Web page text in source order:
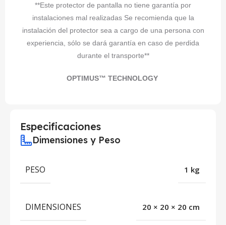
**Este protector de pantalla no tiene garantía por
instalaciones mal realizadas Se recomienda que la
instalación del protector sea a cargo de una persona con
experiencia, sólo se dará garantía en caso de perdida
durante el transporte**
OPTIMUS™ TECHNOLOGY
Especificaciones
Dimensiones y Peso
PESO 1 kg
DIMENSIONES 20 × 20 × 20 cm